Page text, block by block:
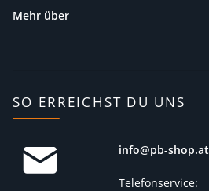
Mehr über
SO ERREICHST DU UNS
info@pb-shop.at
Telefonservice: